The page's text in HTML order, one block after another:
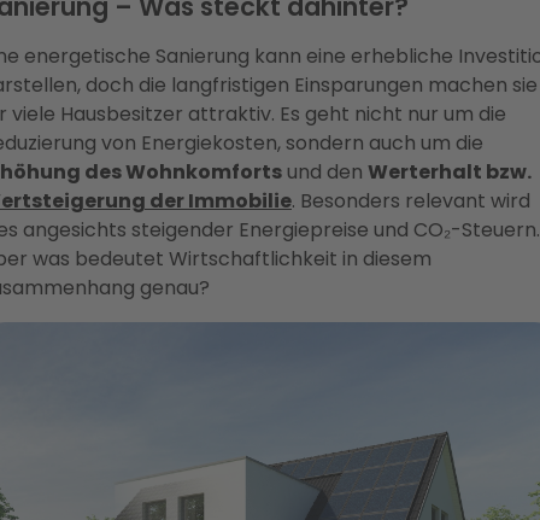
– Was steckt dahinter?
energetische Sanierung kann eine erhebliche
doch die langfristigen Einsparungen machen sie
viele Hausbesitzer attraktiv. Es geht nicht nur um die
von Energiekosten, sondern auch um die
des Wohnkomforts und den Werterhalt bzw.
der Immobilie. Besonders relevant wird
angesichts steigender Energiepreise und CO₂-Steuern.
was bedeutet Wirtschaftlichkeit in diesem
genau?